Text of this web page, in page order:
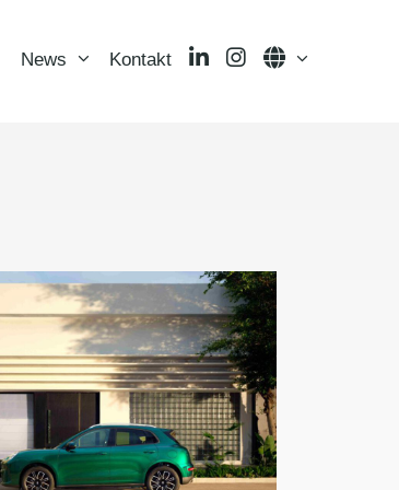
News Kontakt LinkedInInstagramLanguage